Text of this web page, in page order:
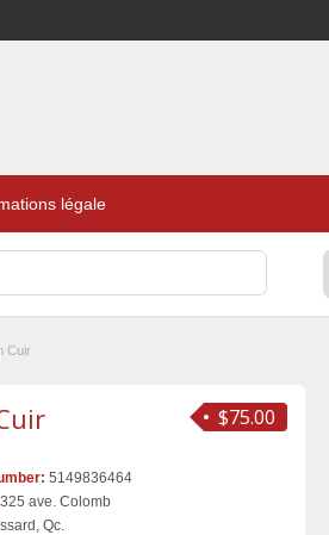
légale
Cuir
$75.00
5149836464
ave. Colomb
Qc.